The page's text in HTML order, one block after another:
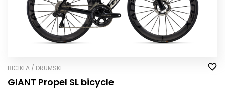
BICIKLA / DRUMSKI
GIANT Propel SL bicycle